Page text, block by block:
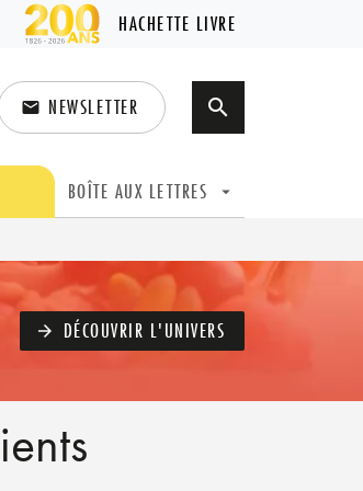
HACHETTE LIVRE
email NEWSLETTER search
BOÎTE AUX LETTRES arrow_drop_down
arrow_forward DÉCOUVRIR L'UNIVERS